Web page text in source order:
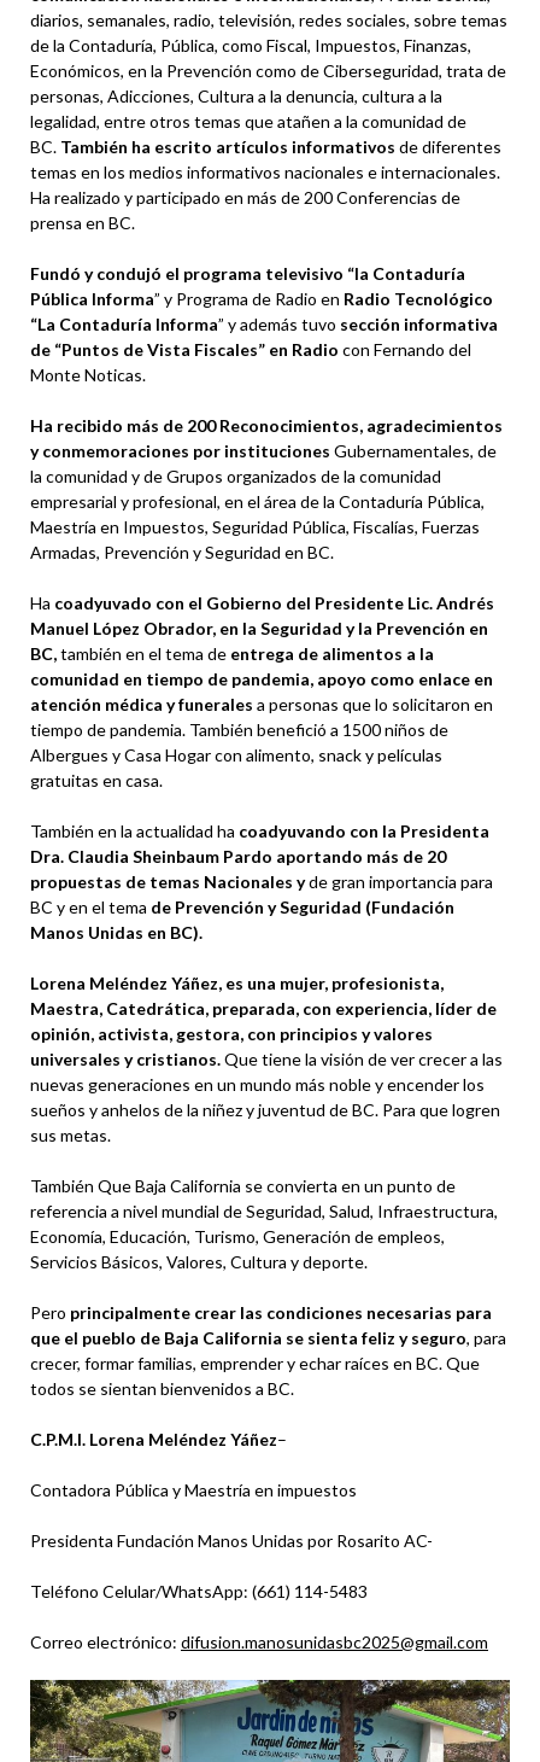
diarios, semanales, radio, televisión, redes sociales, sobre temas
de la Contaduría, Pública, como Fiscal, Impuestos, Finanzas,
Económicos, en la Prevención como de Ciberseguridad, trata de
personas, Adicciones, Cultura a la denuncia, cultura a la
legalidad, entre otros temas que atañen a la comunidad de
BC. También ha escrito artículos informativos de diferentes
temas en los medios informativos nacionales e internacionales.
Ha realizado y participado en más de 200 Conferencias de
prensa en BC.
Fundó y condujó el programa televisivo “la Contaduría
Pública Informa” y Programa de Radio en Radio Tecnológico
“La Contaduría Informa” y además tuvo sección informativa
de “Puntos de Vista Fiscales” en Radio con Fernando del
Monte Noticas.
Ha recibido más de 200 Reconocimientos, agradecimientos
y conmemoraciones por instituciones Gubernamentales, de
la comunidad y de Grupos organizados de la comunidad
empresarial y profesional, en el área de la Contaduría Pública,
Maestría en Impuestos, Seguridad Pública, Fiscalías, Fuerzas
Armadas, Prevención y Seguridad en BC.
Ha coadyuvado con el Gobierno del Presidente Lic. Andrés
Manuel López Obrador, en la Seguridad y la Prevención en
BC,también en el tema de entrega de alimentos a la
comunidad en tiempo de pandemia, apoyo como enlace en
atención médica y funerales a personas que lo solicitaron en
tiempo de pandemia. También benefició a 1500 niños de
Albergues y Casa Hogar con alimento, snack y películas
gratuitas en casa.
También en la actualidad ha coadyuvando con la Presidenta
Dra. Claudia Sheinbaum Pardo aportando más de 20
propuestas de temas Nacionales yde gran importancia para
BC y en el tema de Prevención y Seguridad (Fundación
Manos Unidas en BC).
Lorena Meléndez Yáñez, es una mujer, profesionista,
Maestra, Catedrática, preparada, con experiencia, líder de
opinión, activista, gestora, con principios y valores
universales y cristianos.Que tiene la visión de ver crecer a las
nuevas generaciones en un mundo más noble y encender los
sueños y anhelos de la niñez y juventud de BC. Para que logren
sus metas.
También Que Baja California se convierta en un punto de
referencia a nivel mundial de Seguridad, Salud, Infraestructura,
Economía, Educación, Turismo, Generación de empleos,
Servicios Básicos, Valores, Cultura y deporte.
Pero principalmente crear las condiciones necesarias para
que el pueblo de Baja California se sienta feliz y seguro, para
crecer, formar familias, emprender y echar raíces en BC. Que
todos se sientan bienvenidos a BC.
C.P.M.I. Lorena Meléndez Yáñez–
Contadora Pública y Maestría en impuestos
Presidenta Fundación Manos Unidas por Rosarito AC-
Teléfono Celular/WhatsApp: (661) 114-5483
Correo electrónico: difusion.manosunidasbc2025@gmail.com